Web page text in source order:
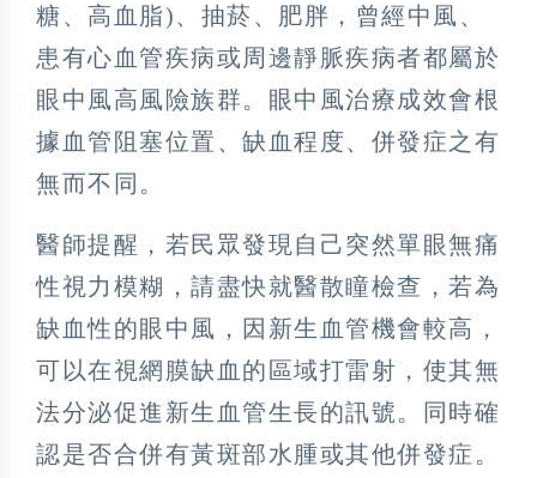
糖、高血脂)、抽菸、肥胖，曾經中風、
患有心血管疾病或周邊靜脈疾病者都屬於
眼中風高風險族群。眼中風治療成效會根
據血管阻塞位置、缺血程度、併發症之有
無而不同。
醫師提醒，若民眾發現自己突然單眼無痛
性視力模糊，請盡快就醫散瞳檢查，若為
缺血性的眼中風，因新生血管機會較高，
可以在視網膜缺血的區域打雷射，使其無
法分泌促進新生血管生長的訊號。同時確
認是否合併有黃斑部水腫或其他併發症。